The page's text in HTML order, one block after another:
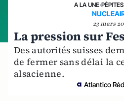
A LA UNE›PÉPITES
23 mars
La pression sur
Des autorités suisses
de fermer sans délai la
alsacienne.
Atlantico